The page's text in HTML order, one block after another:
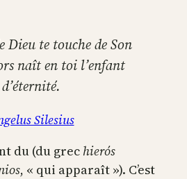
Dieu te touche de Son
naît en toi l’enfant
d’éternité.
Silesius
du (du grec hierós
, « qui apparaît »). C’est